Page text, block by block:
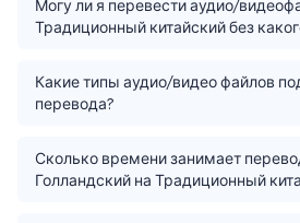
Могу ли я перевести аудио/
Традиционный китайский без
Какие типы аудио/видео файлов
перевода?
Сколько времени занимает
Голландский на Традиционный